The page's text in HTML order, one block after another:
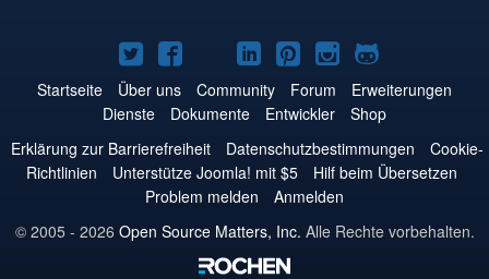
Joomla!
auf
Twitter
Joomla!
auf
Facebook
Joomla!
auf
YouTube
Joomla!
auf
LinkedIn
Joomla!
auf
Pinterest
Joomla!
auf
Instagram
Joomla!
auf
GitHub
Startseite Über uns Community Forum
Erweiterungen
Dienste
Dokumente Entwickler
Shop
Erklärung zur Barrierefreiheit
Datenschutzbestimmungen
Cookie-
Richtlinien
Unterstütze Joomla! mit $5
Hilf beim Übersetzen
Problem melden
Anmelden
© 2005 - 2026 Open Source Matters, Inc. Alle Rechte vorbehalten.